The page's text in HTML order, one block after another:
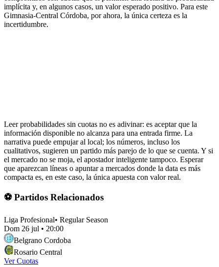
implícita y, en algunos casos, un valor esperado positivo. Para este
Gimnasia-Central Córdoba, por ahora, la única certeza es la
incertidumbre.
Leer probabilidades sin cuotas no es adivinar: es aceptar que la
información disponible no alcanza para una entrada firme. La
narrativa puede empujar al local; los números, incluso los
cualitativos, sugieren un partido más parejo de lo que se cuenta. Y si
el mercado no se moja, el apostador inteligente tampoco. Esperar
que aparezcan líneas o apuntar a mercados donde la data es más
compacta es, en este caso, la única apuesta con valor real.
⚽ Partidos Relacionados
Liga Profesional• Regular Season
Dom 26 jul • 20:00
Belgrano Cordoba
Rosario Central
Ver Cuotas